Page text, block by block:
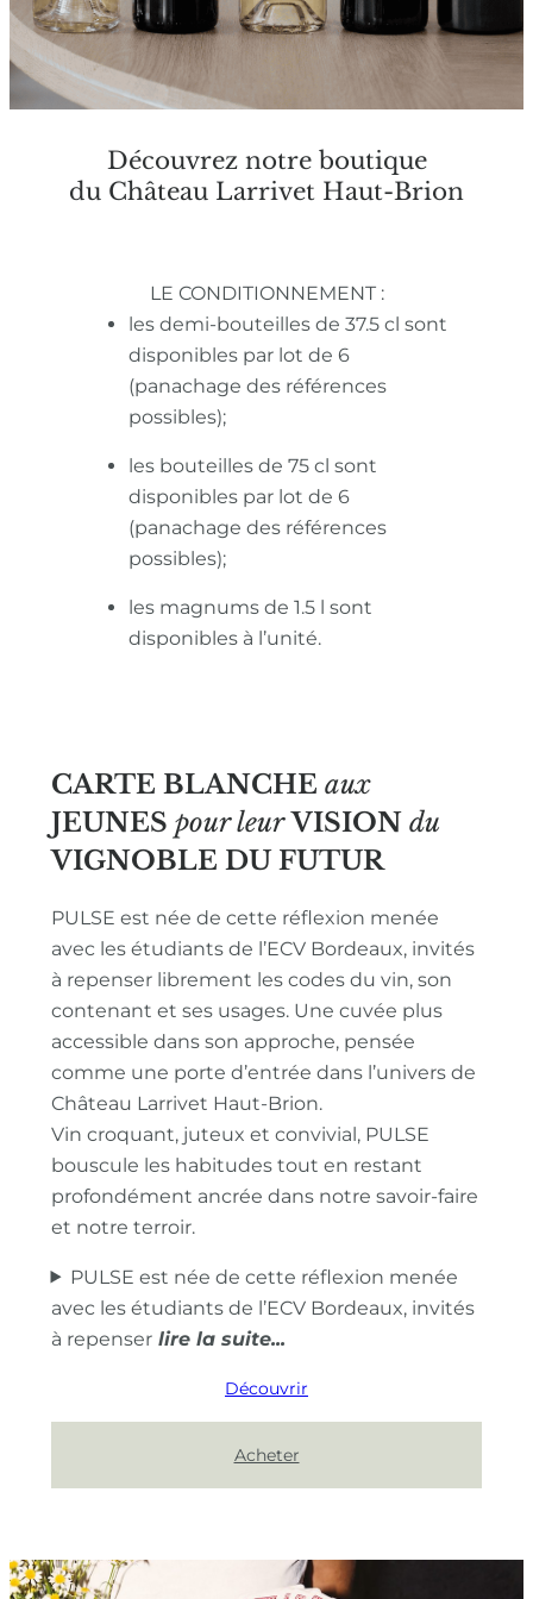
Découvrez notre boutique
du Château Larrivet Haut-Brion
LE CONDITIONNEMENT :
les demi-bouteilles de 37.5 cl sont
disponibles par lot de 6
(panachage des références
possibles);
les bouteilles de 75 cl sont
disponibles par lot de 6
(panachage des références
possibles);
les magnums de 1.5 l sont
disponibles à l’unité.
CARTE BLANCHE aux
JEUNES pour leur VISION du
VIGNOBLE DU FUTUR
PULSE est née de cette réflexion menée
avec les étudiants de l’ECV Bordeaux, invités
à repenser librement les codes du vin, son
contenant et ses usages. Une cuvée plus
accessible dans son approche, pensée
comme une porte d’entrée dans l’univers de
Château Larrivet Haut-Brion.
Vin croquant, juteux et convivial, PULSE
bouscule les habitudes tout en restant
profondément ancrée dans notre savoir-faire
et notre terroir.
PULSE est née de cette réflexion menée
avec les étudiants de l’ECV Bordeaux, invités
à repenser
Découvrir
Acheter